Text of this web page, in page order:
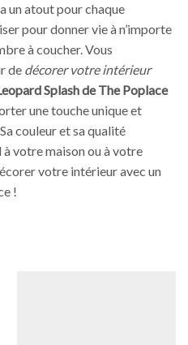
un atout pour chaque
pour donner vie à n’importe
à coucher. Vous
de décorer votre intérieur
Splash de The Poplace
une touche unique et
couleur et sa qualité
à votre maison ou à votre
votre intérieur avec un
!